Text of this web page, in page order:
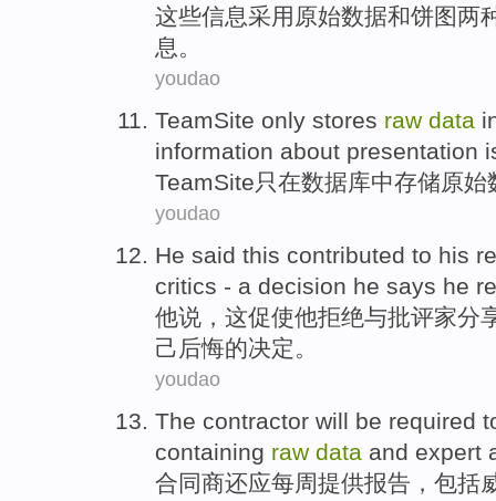
这些信息采用 原始数据和饼图两
息。
youdao
TeamSite only stores raw data
information about presentation
TeamSite只在数据库中存储原始
youdao
He said this contributed to his
critics - a decision he says he
他说 ， 这促使他拒绝与批评家分
己 后悔的决定。
youdao
The contractor will be required
containing raw data and expert
合同商还应每周提供报告 ， 包括